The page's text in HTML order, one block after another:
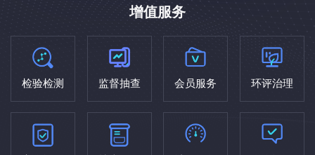
增值服务
检验检测 监督抽查 会员服务 环评治理